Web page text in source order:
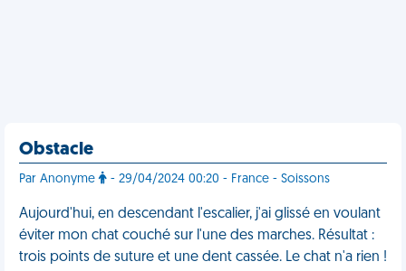
Obstacle
Par Anonyme - 29/04/2024 00:20 - France - Soissons
Aujourd'hui, en descendant l'escalier, j'ai glissé en voulant
éviter mon chat couché sur l'une des marches. Résultat :
trois points de suture et une dent cassée. Le chat n'a rien !